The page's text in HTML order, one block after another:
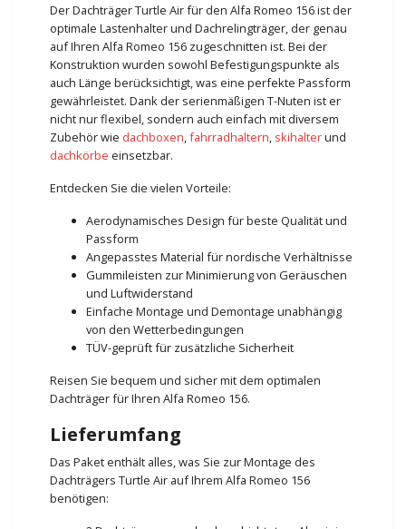
Der Dachträger Turtle Air für den Alfa Romeo 156 ist der
optimale Lastenhalter und Dachrelingträger, der genau
auf Ihren Alfa Romeo 156 zugeschnitten ist. Bei der
Konstruktion wurden sowohl Befestigungspunkte als
auch Länge berücksichtigt, was eine perfekte Passform
gewährleistet. Dank der serienmäßigen T-Nuten ist er
nicht nur flexibel, sondern auch einfach mit diversem
Zubehör wie dachboxen,fahrradhaltern, skihalterund
dachkörbe einsetzbar.
Entdecken Sie die vielen Vorteile:
Aerodynamisches Design für beste Qualität und
Passform
Angepasstes Material für nordische Verhältnisse
Gummileisten zur Minimierung von Geräuschen
und Luftwiderstand
Einfache Montage und Demontage unabhängig
von den Wetterbedingungen
TÜV-geprüft für zusätzliche Sicherheit
Reisen Sie bequem und sicher mit dem optimalen
Dachträger für Ihren Alfa Romeo 156.
Lieferumfang
Das Paket enthält alles, was Sie zur Montage des
Dachträgers Turtle Air auf Ihrem Alfa Romeo 156
benötigen: